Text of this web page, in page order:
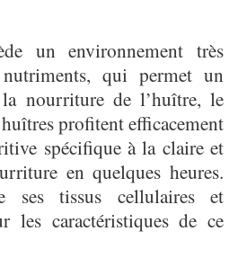
un environnement très
qui permet un
nourriture de l’huître, le
profitent efficacement
spécifique à la claire et
en quelques heures.
ses tissus cellulaires et
les caractéristiques de ce